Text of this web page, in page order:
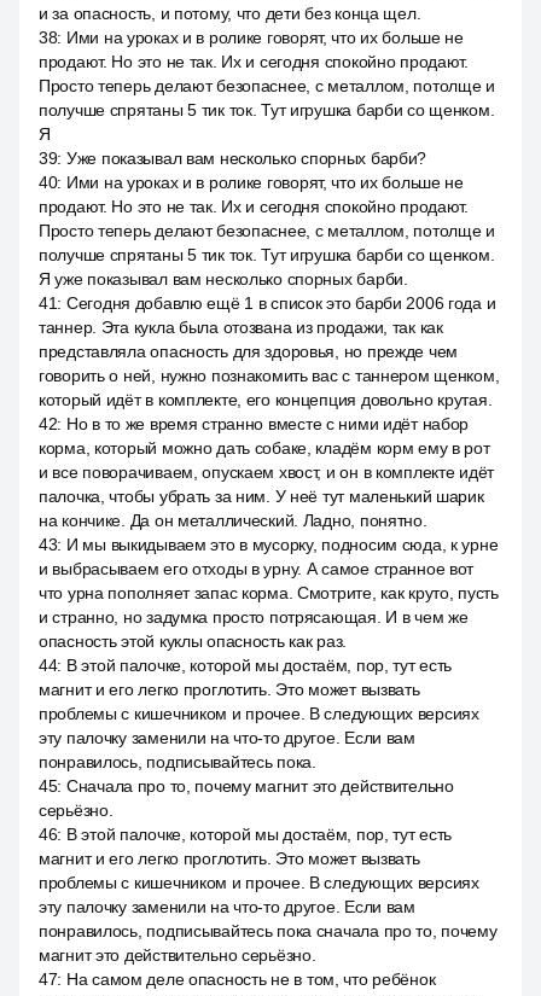
и за опасность, и потому, что дети без конца щел.
38: Ими на уроках и в ролике говорят, что их больше не
продают. Но это не так. Их и сегодня спокойно продают.
Просто теперь делают безопаснее, с металлом, потолще и
получше спрятаны 5 тик ток. Тут игрушка барби со щенком.
Я
39: Уже показывал вам несколько спорных барби?
40: Ими на уроках и в ролике говорят, что их больше не
продают. Но это не так. Их и сегодня спокойно продают.
Просто теперь делают безопаснее, с металлом, потолще и
получше спрятаны 5 тик ток. Тут игрушка барби со щенком.
Я уже показывал вам несколько спорных барби.
41: Сегодня добавлю ещё 1 в список это барби 2006 года и
таннер. Эта кукла была отозвана из продажи, так как
представляла опасность для здоровья, но прежде чем
говорить о ней, нужно познакомить вас с таннером щенком,
который идёт в комплекте, его концепция довольно крутая.
42: Но в то же время странно вместе с ними идёт набор
корма, который можно дать собаке, кладём корм ему в рот
и все поворачиваем, опускаем хвост, и он в комплекте идёт
палочка, чтобы убрать за ним. У неё тут маленький шарик
на кончике. Да он металлический. Ладно, понятно.
43: И мы выкидываем это в мусорку, подносим сюда, к урне
и выбрасываем его отходы в урну. А самое странное вот
что урна пополняет запас корма. Смотрите, как круто, пусть
и странно, но задумка просто потрясающая. И в чем же
опасность этой куклы опасность как раз.
44: В этой палочке, которой мы достаём, пор, тут есть
магнит и его легко проглотить. Это может вызвать
проблемы с кишечником и прочее. В следующих версиях
эту палочку заменили на что-то другое. Если вам
понравилось, подписывайтесь пока.
45: Сначала про то, почему магнит это действительно
серьёзно.
46: В этой палочке, которой мы достаём, пор, тут есть
магнит и его легко проглотить. Это может вызвать
проблемы с кишечником и прочее. В следующих версиях
эту палочку заменили на что-то другое. Если вам
понравилось, подписывайтесь пока сначала про то, почему
магнит это действительно серьёзно.
47: На самом деле опасность не в том, что ребёнок